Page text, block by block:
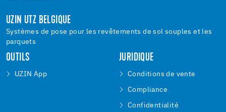
UZIN UTZ BELGIQUE
Systèmes de pose pour les revêtements de sol souples et les
parquets
OUTILS
UZIN App
JURIDIQUE
Conditions de vente
Compliance
Confidentialité